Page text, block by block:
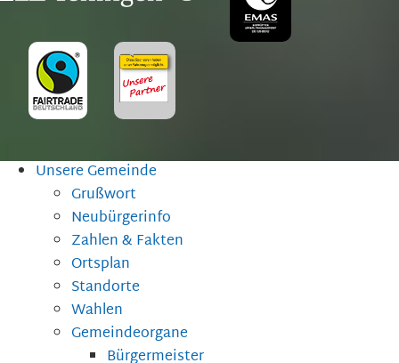
Unsere Gemeinde
Grußwort
Neubürgerinfo
Zahlen & Fakten
Ortsplan
Standorte
Wahlen
Gemeindeorgane
Bürgermeister